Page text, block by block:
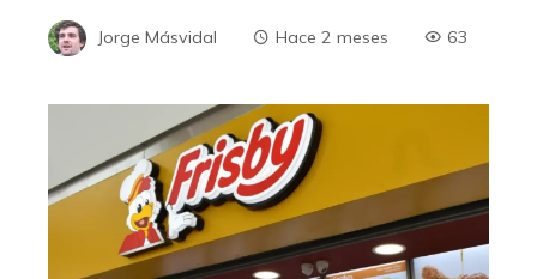
Jorge Másvidal Hace 2 meses 63